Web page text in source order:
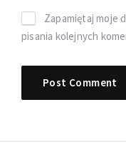
Zapamiętaj moje
pisania kolejnych